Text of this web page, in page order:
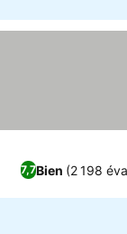
7,7Bien (2 198